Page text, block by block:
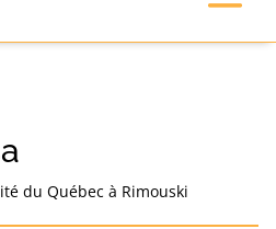
du Québec à Rimouski